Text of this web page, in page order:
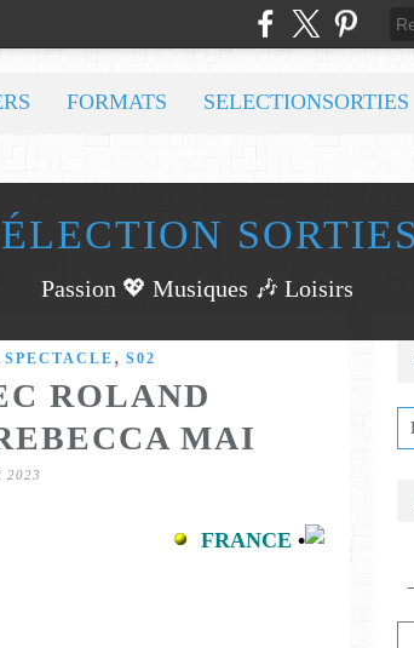
SORTIES
Passion 💖 Musiques 🎶 Loisirs
FORMATS SELECTIONSORTIES
SPECTACLE , S02
ROLAND
MAI
2023
FRANCE •